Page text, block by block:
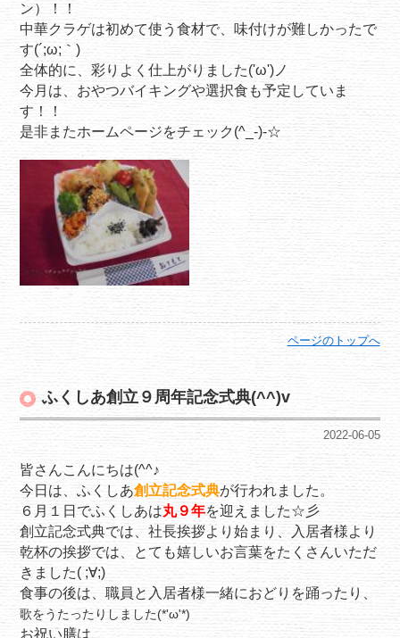
ン）！！
中華クラゲは初めて使う食材で、味付けが難しかったで
す(´;ω;｀)
全体的に、彩りよく仕上がりました('ω')ノ
今月は、おやつバイキングや選択食も予定していま
す！！
是非またホームページをチェック(^_-)-☆
ページのトップへ
ふくしあ創立９周年記念式典(^^)v
2022-06-05
皆さんこんにちは(^^♪
今日は、ふくしあ創立記念式典が行われました。
６月１日でふくしあは丸９年を迎えました☆彡
創立記念式典では、社長挨拶より始まり、入居者様より
乾杯の挨拶では、とても嬉しいお言葉をたくさんいただ
きました( ;∀;)
食事の後は、職員と入居者様一緒におどりを踊ったり、
歌をうたったりしました(*'ω'*)
お祝い膳は、